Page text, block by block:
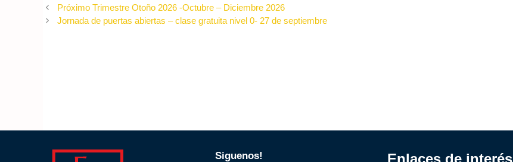
Próximo Trimestre Otoño 2026 -Octubre – Diciembre 2026
Jornada de puertas abiertas – clase gratuita nivel 0- 27 de septiembre
Siguenos! Enlaces de interés